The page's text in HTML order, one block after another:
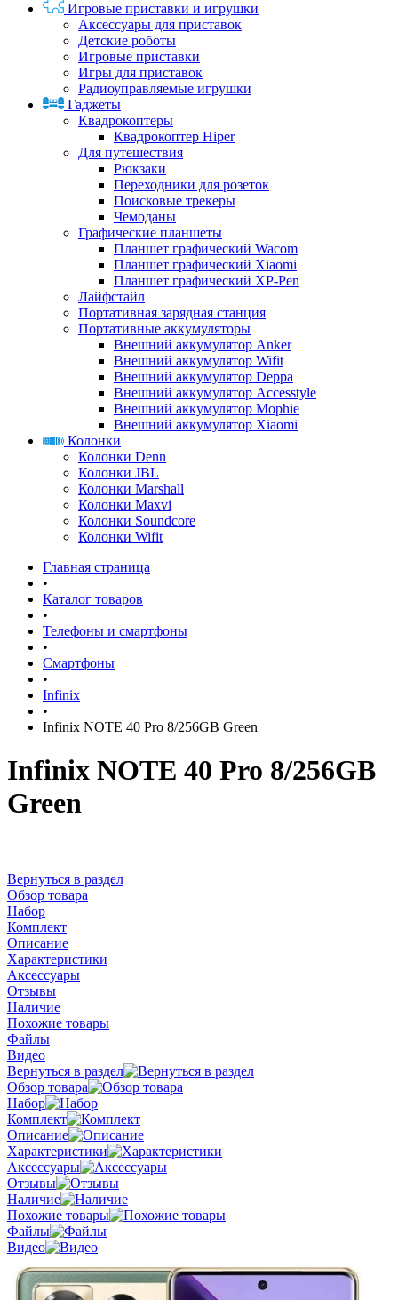
Игровые приставки и игрушки
Аксессуары для приставок
Детские роботы
Игровые приставки
Игры для приставок
Радиоуправляемые игрушки
Гаджеты
Квадрокоптеры
Квадрокоптер Hiper
Для путешествия
Рюкзаки
Переходники для розеток
Поисковые трекеры
Чемоданы
Графические планшеты
Планшет графический Wacom
Планшет графический Xiaomi
Планшет графический XP-Pen
Лайфстайл
Портативная зарядная станция
Портативные аккумуляторы
Внешний аккумулятор Anker
Внешний аккумулятор Wifit
Внешний аккумулятор Deppa
Внешний аккумулятор Accesstyle
Внешний аккумулятор Mophie
Внешний аккумулятор Xiaomi
Колонки
Колонки Denn
Колонки JBL
Колонки Marshall
Колонки Maxvi
Колонки Soundcore
Колонки Wifit
Главная страница
•
Каталог товаров
•
Телефоны и смартфоны
•
Смартфоны
•
Infinix
•
Infinix NOTE 40 Pro 8/256GB Green
Infinix NOTE 40 Pro 8/256GB
Green
Вернуться в раздел
Обзор товара
Набор
Комплект
Описание
Характеристики
Аксессуары
Отзывы
Наличие
Похожие товары
Файлы
Видео
Вернуться в раздел
Обзор товара
Набор
Комплект
Описание
Характеристики
Аксессуары
Отзывы
Наличие
Похожие товары
Файлы
Видео